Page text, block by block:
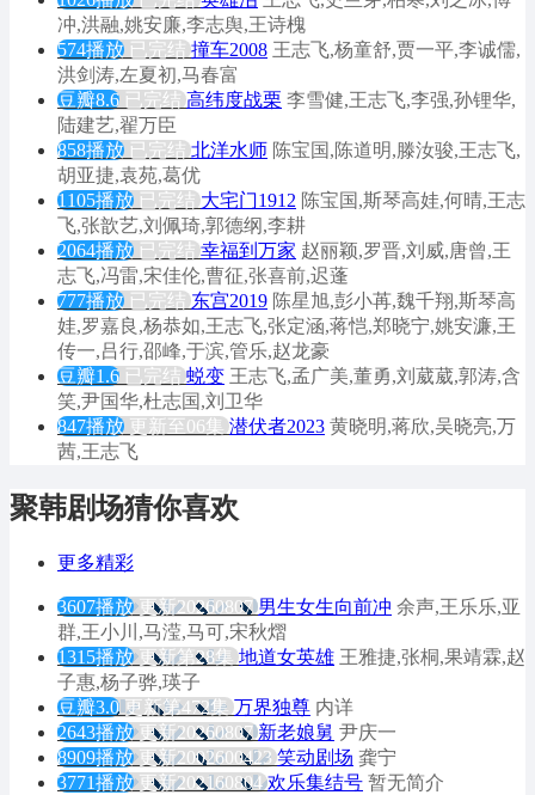
冲,洪融,姚安廉,李志舆,王诗槐
574播放 已完结 撞车2008 王志飞,杨童舒,贾一平,李诚儒,
洪剑涛,左夏初,马春富
豆瓣8.6 已完结 高纬度战栗 李雪健,王志飞,李强,孙锂华,
陆建艺,翟万臣
858播放 已完结 北洋水师 陈宝国,陈道明,滕汝骏,王志飞,
胡亚捷,袁苑,葛优
1105播放 已完结 大宅门1912 陈宝国,斯琴高娃,何晴,王志
飞,张歆艺,刘佩琦,郭德纲,李耕
2064播放 已完结 幸福到万家 赵丽颖,罗晋,刘威,唐曾,王
志飞,冯雷,宋佳伦,曹征,张喜前,迟蓬
777播放 已完结 东宫2019 陈星旭,彭小苒,魏千翔,斯琴高
娃,罗嘉良,杨恭如,王志飞,张定涵,蒋恺,郑晓宁,姚安濂,王
传一,吕行,邵峰,于滨,管乐,赵龙豪
豆瓣1.6 已完结 蜕变 王志飞,孟广美,董勇,刘葳葳,郭涛,含
笑,尹国华,杜志国,刘卫华
847播放 更新至06集 潜伏者2023 黄晓明,蒋欣,吴晓亮,万
茜,王志飞
聚韩剧场猜你喜欢
更多精彩
3607播放 更新20260807 男生女生向前冲 余声,王乐乐,亚
群,王小川,马滢,马可,宋秋熠
1315播放 更新第28集 地道女英雄 王雅捷,张桐,果靖霖,赵
子惠,杨子骅,瑛子
豆瓣3.0 更新第472集 万界独尊 内详
2643播放 更新20260807 新老娘舅 尹庆一
8909播放 更新2002600423 笑动剧场 龚宁
3771播放 更新202160804 欢乐集结号 暂无简介